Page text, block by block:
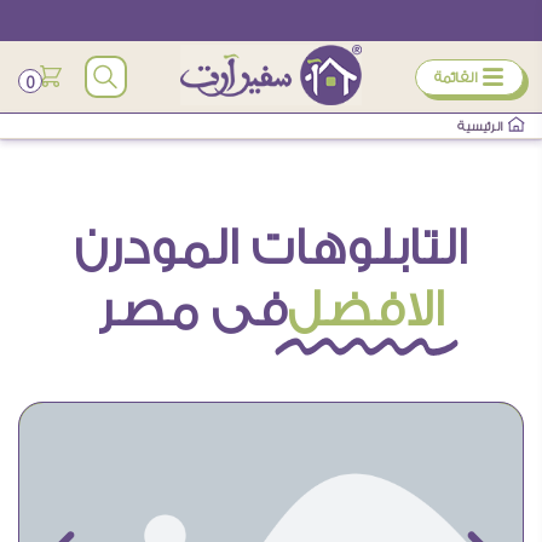
ÿ القائمة 0
الرئيسية
التابلوهات المودرن
الافضلفى مصر